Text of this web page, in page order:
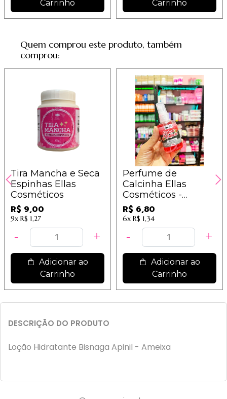
Carrinho
Carrinho
Quem comprou este produto, também
comprou:
Tira Mancha e Seca
Espinhas Ellas
Cosméticos
R$ 9,00
9x R$ 1,27
Adicionar ao
Carrinho
Perfume de
Calcinha Ellas
Cosméticos -
MELANCIA
R$ 6,80
6x R$ 1,34
Adicionar ao
Carrinho
DESCRIÇÃO DO PRODUTO
Loção Hidratante Bisnaga Apinil - Ameixa